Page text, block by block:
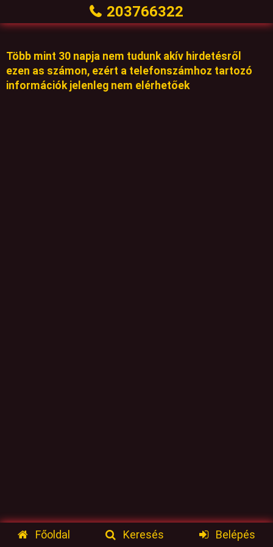
203766322
Főoldal Keresés Belépés
Több mint 30 napja nem tudunk akív hirdetésről
ezen as számon, ezért a telefonszámhoz tartozó
információk jelenleg nem elérhetőek